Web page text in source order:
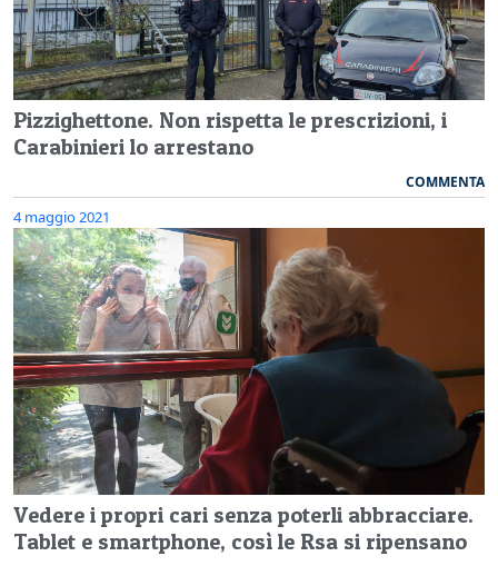
Pizzighettone. Non rispetta le prescrizioni, i
Carabinieri lo arrestano
COMMENTA
4 maggio 2021
Vedere i propri cari senza poterli abbracciare.
Tablet e smartphone, così le Rsa si ripensano